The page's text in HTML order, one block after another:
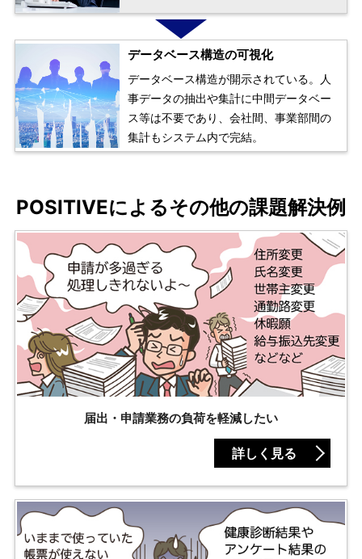
データベース構造の可視化
データベース構造が開示されている。人
事データの抽出や集計に中間データベー
ス等は不要であり、会社間、事業部間の
集計もシステム内で完結。
POSITIVEによるその他の課題解決例
届出・申請業務の負荷を軽減したい
詳しく見る